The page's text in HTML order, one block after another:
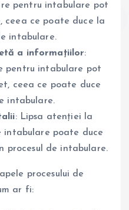
pentru intabulare pot
ceea ce poate duce la
intabulare.
a informațiilor:
pentru intabulare pot
ceea ce poate duce
intabulare.
: Lipsa atenției la
intabulare poate duce
procesul de intabulare.
procesului de
ar fi: